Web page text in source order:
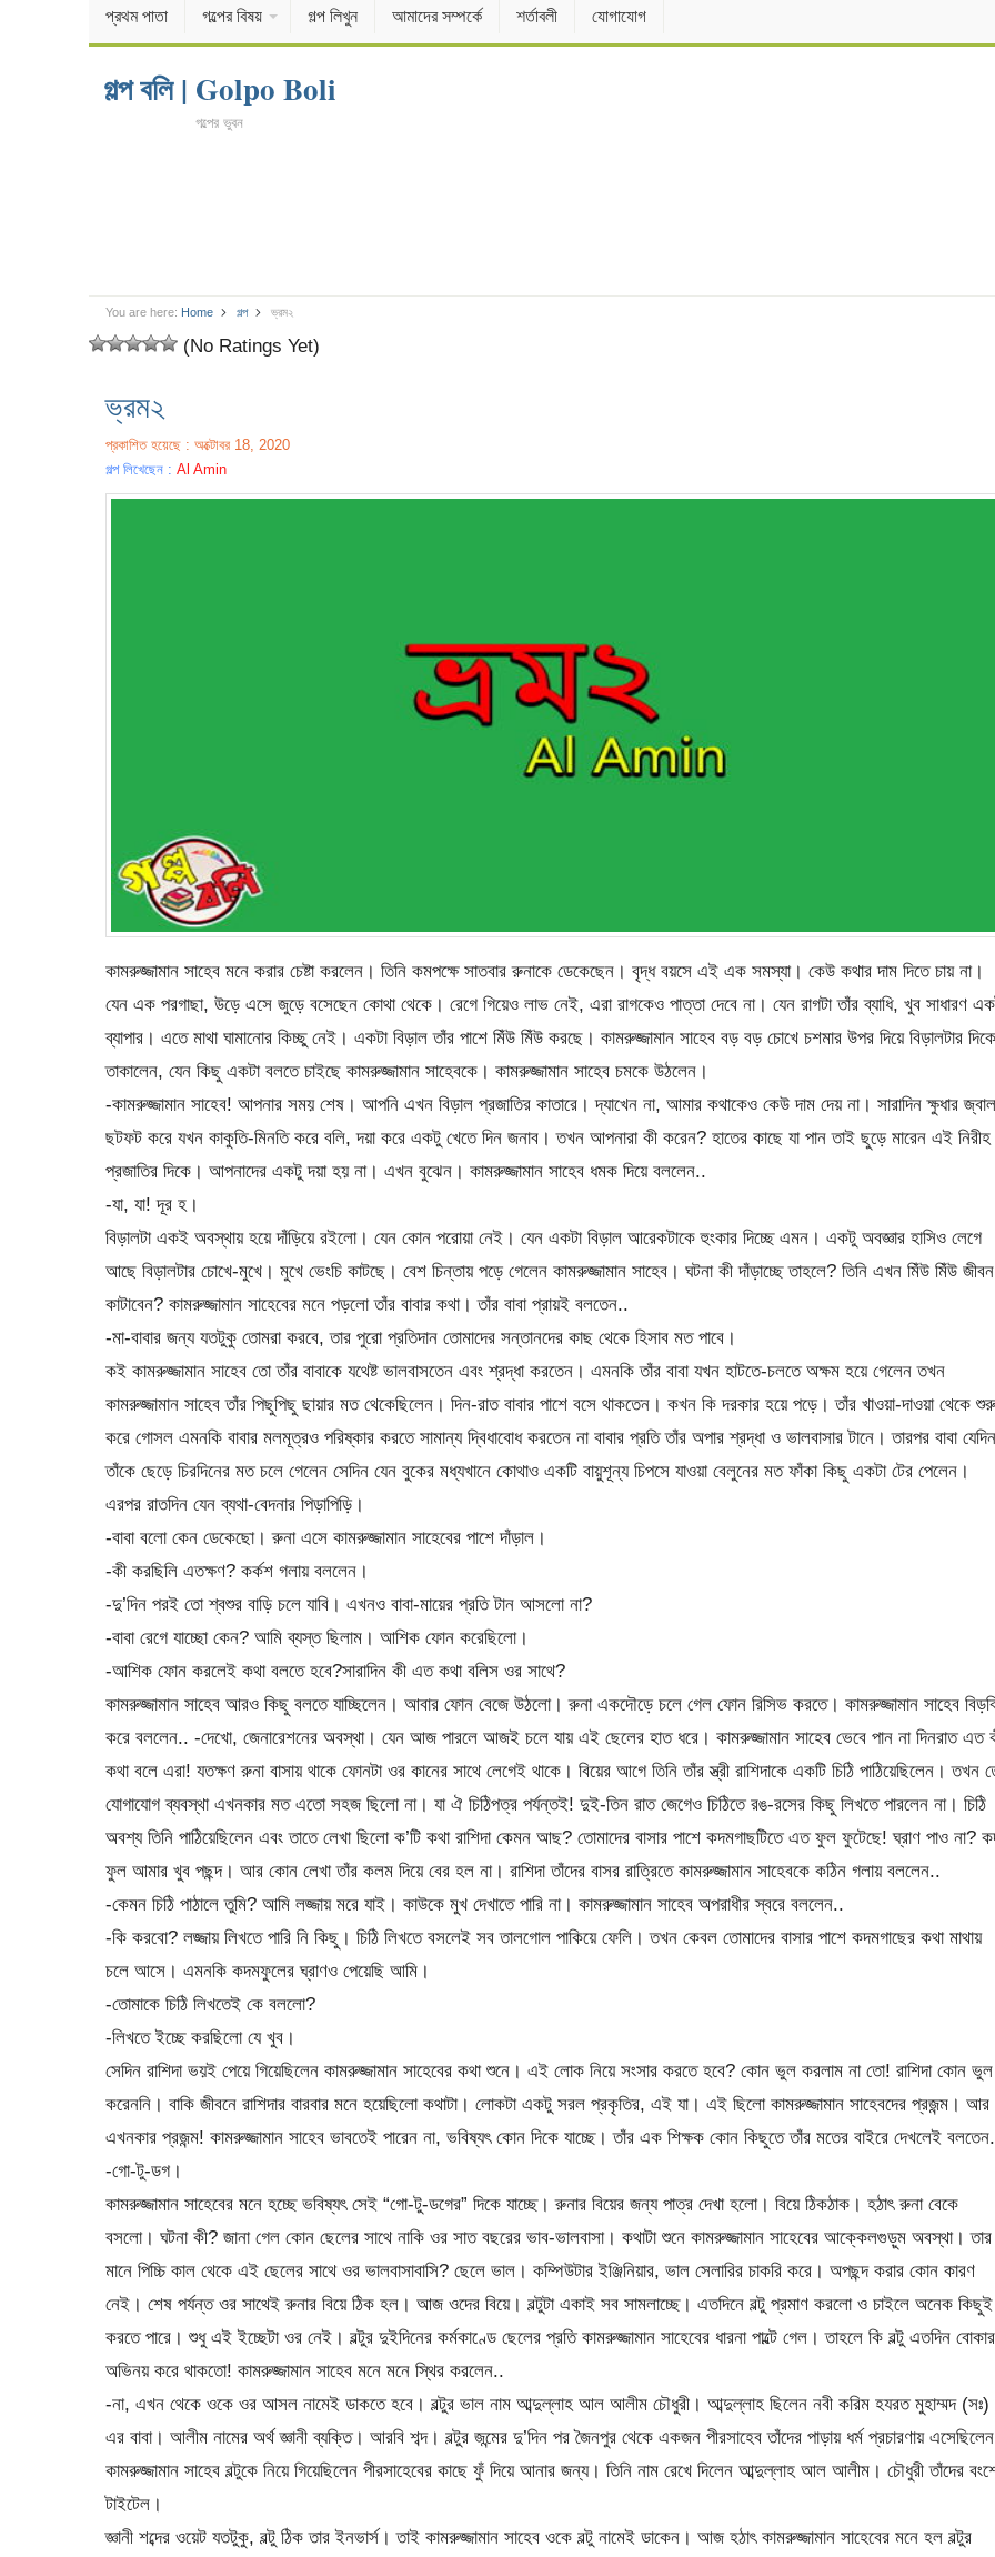
প্রথম পাতা গল্পের বিষয় গল্প লিখুন আমাদের সম্পর্কে শর্তাবলী যোগাযোগ
গল্প বলি | Golpo Boli
গল্পের ভুবন
You are here: Home গল্প ভ্রম২
(No Ratings Yet)
ভ্রম২
প্রকাশিত হয়েছে : অক্টোবর 18, 2020
গল্প লিখেছেন : Al Amin
কামরুজ্জামান সাহেব মনে করার চেষ্টা করলেন। তিনি কমপক্ষে সাতবার রুনাকে ডেকেছেন। বৃদ্ধ বয়সে এই এক সমস্যা। কেউ কথার দাম দিতে চায় না।
যেন এক পরগাছা, উড়ে এসে জুড়ে বসেছেন কোথা থেকে। রেগে গিয়েও লাভ নেই, এরা রাগকেও পাত্তা দেবে না। যেন রাগটা তাঁর ব্যাধি, খুব সাধারণ
ব্যাপার। এতে মাথা ঘামানোর কিচ্ছু নেই। একটা বিড়াল তাঁর পাশে মিঁউ মিঁউ করছে। কামরুজ্জামান সাহেব বড় বড় চোখে চশমার উপর দিয়ে বিড়ালটার দিকে
তাকালেন, যেন কিছু একটা বলতে চাইছে কামরুজ্জামান সাহেবকে। কামরুজ্জামান সাহেব চমকে উঠলেন।
-কামরুজ্জামান সাহেব! আপনার সময় শেষ। আপনি এখন বিড়াল প্রজাতির কাতারে। দ্যাখেন না, আমার কথাকেও কেউ দাম দেয় না। সারাদিন ক্ষুধার
ছটফট করে যখন কাকুতি-মিনতি করে বলি, দয়া করে একটু খেতে দিন জনাব। তখন আপনারা কী করেন? হাতের কাছে যা পান তাই ছুড়ে মারেন এই নিরীহ
প্রজাতির দিকে। আপনাদের একটু দয়া হয় না। এখন বুঝেন। কামরুজ্জামান সাহেব ধমক দিয়ে বললেন..
-যা, যা! দূর হ।
বিড়ালটা একই অবস্থায় হয়ে দাঁড়িয়ে রইলো। যেন কোন পরোয়া নেই। যেন একটা বিড়াল আরেকটাকে হুংকার দিচ্ছে এমন। একটু অবজ্ঞার হাসিও লেগে
আছে বিড়ালটার চোখে-মুখে। মুখে ভেংচি কাটছে। বেশ চিন্তায় পড়ে গেলেন কামরুজ্জামান সাহেব। ঘটনা কী দাঁড়াচ্ছে তাহলে? তিনি এখন মিঁউ মিঁউ জীবন
কাটাবেন? কামরুজ্জামান সাহেবের মনে পড়লো তাঁর বাবার কথা। তাঁর বাবা প্রায়ই বলতেন..
-মা-বাবার জন্য যতটুকু তোমরা করবে, তার পুরো প্রতিদান তোমাদের সন্তানদের কাছ থেকে হিসাব মত পাবে।
কই কামরুজ্জামান সাহেব তো তাঁর বাবাকে যথেষ্ট ভালবাসতেন এবং শ্রদ্ধা করতেন। এমনকি তাঁর বাবা যখন হাটতে-চলতে অক্ষম হয়ে গেলেন তখন
কামরুজ্জামান সাহেব তাঁর পিছুপিছু ছায়ার মত থেকেছিলেন। দিন-রাত বাবার পাশে বসে থাকতেন। কখন কি দরকার হয়ে পড়ে। তাঁর খাওয়া-দাওয়া থেকে শুরু
করে গোসল এমনকি বাবার মলমূত্রও পরিষ্কার করতে সামান্য দ্বিধাবোধ করতেন না বাবার প্রতি তাঁর অপার শ্রদ্ধা ও ভালবাসার টানে। তারপর বাবা যেদিন
তাঁকে ছেড়ে চিরদিনের মত চলে গেলেন সেদিন যেন বুকের মধ্যখানে কোথাও একটি বায়ুশূন্য চিপসে যাওয়া বেলুনের মত ফাঁকা কিছু একটা টের পেলেন।
এরপর রাতদিন যেন ব্যথা-বেদনার পিড়াপিড়ি।
-বাবা বলো কেন ডেকেছো। রুনা এসে কামরুজ্জামান সাহেবের পাশে দাঁড়াল।
-কী করছিলি এতক্ষণ? কর্কশ গলায় বললেন।
-দু’দিন পরই তো শ্বশুর বাড়ি চলে যাবি। এখনও বাবা-মায়ের প্রতি টান আসলো না?
-বাবা রেগে যাচ্ছো কেন? আমি ব্যস্ত ছিলাম। আশিক ফোন করেছিলো।
-আশিক ফোন করলেই কথা বলতে হবে?সারাদিন কী এত কথা বলিস ওর সাথে?
কামরুজ্জামান সাহেব আরও কিছু বলতে যাচ্ছিলেন। আবার ফোন বেজে উঠলো। রুনা একদৌড়ে চলে গেল ফোন রিসিভ করতে। কামরুজ্জামান সাহেব
করে বললেন.. -দেখো, জেনারেশনের অবস্থা। যেন আজ পারলে আজই চলে যায় এই ছেলের হাত ধরে। কামরুজ্জামান সাহেব ভেবে পান না দিনরাত এত
কথা বলে এরা! যতক্ষণ রুনা বাসায় থাকে ফোনটা ওর কানের সাথে লেগেই থাকে। বিয়ের আগে তিনি তাঁর স্ত্রী রাশিদাকে একটি চিঠি পাঠিয়েছিলেন। তখন
যোগাযোগ ব্যবস্থা এখনকার মত এতো সহজ ছিলো না। যা ঐ চিঠিপত্র পর্যন্তই! দুই-তিন রাত জেগেও চিঠিতে রঙ-রসের কিছু লিখতে পারলেন না। চিঠি
অবশ্য তিনি পাঠিয়েছিলেন এবং তাতে লেখা ছিলো ক’টি কথা রাশিদা কেমন আছ? তোমাদের বাসার পাশে কদমগাছটিতে এত ফুল ফুটেছে! ঘ্রাণ পাও না?
ফুল আমার খুব পছন্দ। আর কোন লেখা তাঁর কলম দিয়ে বের হল না। রাশিদা তাঁদের বাসর রাত্রিতে কামরুজ্জামান সাহেবকে কঠিন গলায় বললেন..
-কেমন চিঠি পাঠালে তুমি? আমি লজ্জায় মরে যাই। কাউকে মুখ দেখাতে পারি না। কামরুজ্জামান সাহেব অপরাধীর স্বরে বললেন..
-কি করবো? লজ্জায় লিখতে পারি নি কিছু। চিঠি লিখতে বসলেই সব তালগোল পাকিয়ে ফেলি। তখন কেবল তোমাদের বাসার পাশে কদমগাছের কথা মাথায়
চলে আসে। এমনকি কদমফুলের ঘ্রাণও পেয়েছি আমি।
-তোমাকে চিঠি লিখতেই কে বললো?
-লিখতে ইচ্ছে করছিলো যে খুব।
সেদিন রাশিদা ভয়ই পেয়ে গিয়েছিলেন কামরুজ্জামান সাহেবের কথা শুনে। এই লোক নিয়ে সংসার করতে হবে? কোন ভুল করলাম না তো! রাশিদা কোন ভুল
করেননি। বাকি জীবনে রাশিদার বারবার মনে হয়েছিলো কথাটা। লোকটা একটু সরল প্রকৃতির, এই যা। এই ছিলো কামরুজ্জামান সাহেবদের প্রজন্ম। আর
এখনকার প্রজন্ম! কামরুজ্জামান সাহেব ভাবতেই পারেন না, ভবিষ্যৎ কোন দিকে যাচ্ছে। তাঁর এক শিক্ষক কোন কিছুতে তাঁর মতের বাইরে দেখলেই
-গো-টু-ডগ।
কামরুজ্জামান সাহেবের মনে হচ্ছে ভবিষ্যৎ সেই “গো-টু-ডগের” দিকে যাচ্ছে। রুনার বিয়ের জন্য পাত্র দেখা হলো। বিয়ে ঠিকঠাক। হঠাৎ রুনা বেকে
বসলো। ঘটনা কী? জানা গেল কোন ছেলের সাথে নাকি ওর সাত বছরের ভাব-ভালবাসা। কথাটা শুনে কামরুজ্জামান সাহেবের আক্কেলগুড়ুম অবস্থা। তার
মানে পিচ্চি কাল থেকে এই ছেলের সাথে ওর ভালবাসাবাসি? ছেলে ভাল। কম্পিউটার ইঞ্জিনিয়ার, ভাল সেলারির চাকরি করে। অপছন্দ করার কোন কারণ
নেই। শেষ পর্যন্ত ওর সাথেই রুনার বিয়ে ঠিক হল। আজ ওদের বিয়ে। বল্টুটা একাই সব সামলাচ্ছে। এতদিনে বল্টু প্রমাণ করলো ও চাইলে অনেক কিছুই
করতে পারে। শুধু এই ইচ্ছেটা ওর নেই। বল্টুর দুইদিনের কর্মকাণ্ডে ছেলের প্রতি কামরুজ্জামান সাহেবের ধারনা পাল্টে গেল। তাহলে কি বল্টু এতদিন বোকার
অভিনয় করে থাকতো! কামরুজ্জামান সাহেব মনে মনে স্থির করলেন..
-না, এখন থেকে ওকে ওর আসল নামেই ডাকতে হবে। বল্টুর ভাল নাম আব্দুল্লাহ আল আলীম চৌধুরী। আব্দুল্লাহ ছিলেন নবী করিম হযরত মুহাম্মদ (সঃ)
এর বাবা। আলীম নামের অর্থ জ্ঞানী ব্যক্তি। আরবি শব্দ। বল্টুর জন্মের দু’দিন পর জৈনপুর থেকে একজন পীরসাহেব তাঁদের পাড়ায় ধর্ম প্রচারণায়
কামরুজ্জামান সাহেব বল্টুকে নিয়ে গিয়েছিলেন পীরসাহেবের কাছে ফুঁ দিয়ে আনার জন্য। তিনি নাম রেখে দিলেন আব্দুল্লাহ আল আলীম। চৌধুরী তাঁদের
টাইটেল।
জ্ঞানী শব্দের ওয়েট যতটুকু, বল্টু ঠিক তার ইনভার্স। তাই কামরুজ্জামান সাহেব ওকে বল্টু নামেই ডাকেন। আজ হঠাৎ কামরুজ্জামান সাহেবের মনে হল বল্টুর